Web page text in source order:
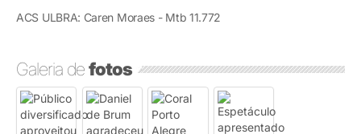
ACS ULBRA: Caren Moraes - Mtb 11.772
Galeria defotos